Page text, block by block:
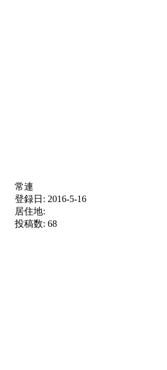
常連
登録日: 2016-5-16
居住地:
投稿数: 68